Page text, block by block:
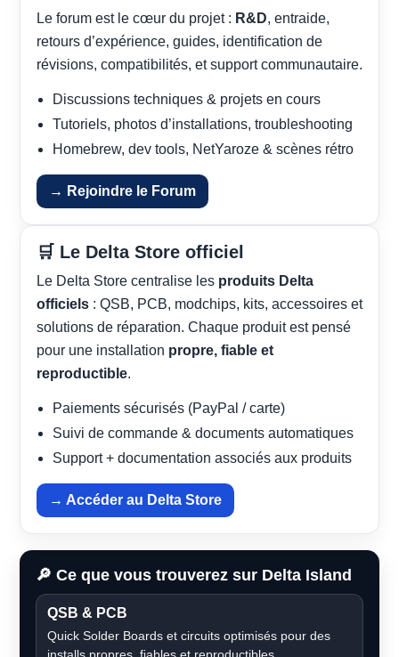
Le forum est le cœur du projet : R&D, entraide,
retours d’expérience, guides, identification de
révisions, compatibilités, et support communautaire.
Discussions techniques & projets en cours
Tutoriels, photos d’installations, troubleshooting
Homebrew, dev tools, NetYaroze & scènes rétro
→ Rejoindre le Forum
🛒 Le Delta Store officiel
Le Delta Store centralise les produits Delta
officiels : QSB, PCB, modchips, kits, accessoires et
solutions de réparation. Chaque produit est pensé
pour une installation propre, fiable et
reproductible.
Paiements sécurisés (PayPal / carte)
Suivi de commande & documents automatiques
Support + documentation associés aux produits
→ Accéder au Delta Store
🔎 Ce que vous trouverez sur Delta Island
QSB & PCB
Quick Solder Boards et circuits optimisés pour des